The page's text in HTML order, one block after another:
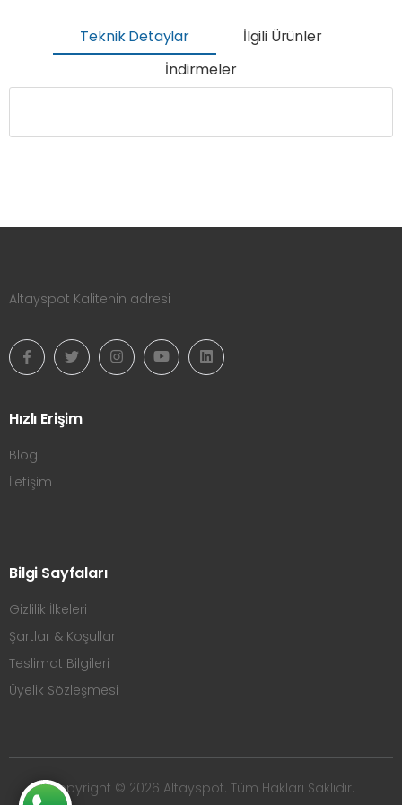
Teknik Detaylar
İlgili Ürünler
İndirmeler
Altayspot Kalitenin adresi
Hızlı Erişim
Blog
İletişim
Bilgi Sayfaları
Gizlilik İlkeleri
Şartlar & Koşullar
Teslimat Bilgileri
Üyelik Sözleşmesi
Copyright © 2026 Altayspot. Tüm Hakları Saklıdır.